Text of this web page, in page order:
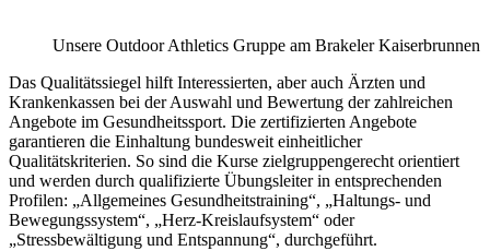
Unsere Outdoor Athletics Gruppe am Brakeler Kaiserbrunnen
Das Qualitätssiegel hilft Interessierten, aber auch Ärzten und
Krankenkassen bei der Auswahl und Bewertung der zahlreichen
Angebote im Gesundheitssport. Die zertifizierten Angebote
garantieren die Einhaltung bundesweit einheitlicher
Qualitätskriterien. So sind die Kurse zielgruppengerecht orientiert
und werden durch qualifizierte Übungsleiter in entsprechenden
Profilen: „Allgemeines Gesundheitstraining“, „Haltungs- und
Bewegungssystem“, „Herz-Kreislaufsystem“ oder
„Stressbewältigung und Entspannung“, durchgeführt.